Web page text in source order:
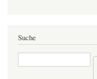
Suche
Suche